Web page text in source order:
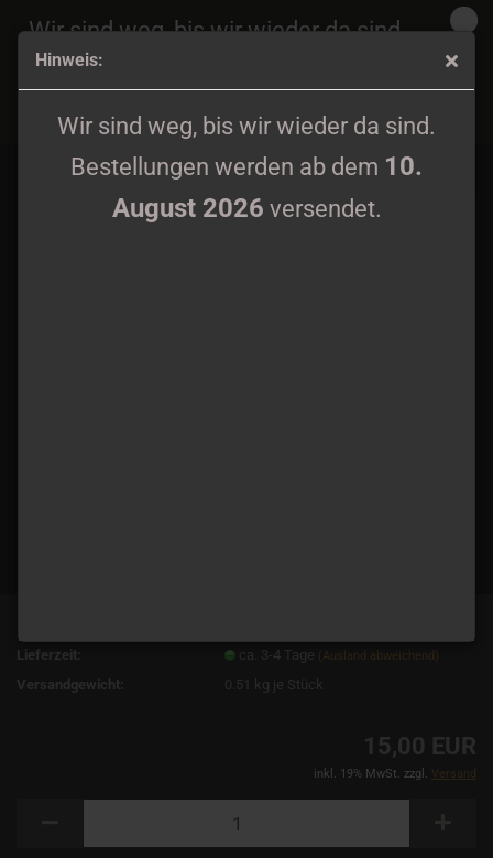
Hinweis:
Wir sind weg, bis wir wieder da sind.
Bestellungen werden ab dem 10.
August 2026 versendet.
Wir sind weg, bis wir wieder da sind.
Bestellungen werden ab dem
August 2026
versendet.
Lieferzeit:
ca. 3-4 Tage (Ausland abweichend)
Versandgewicht: 0.51 kg je Stück
15,00 EUR
inkl. 19% MwSt. zzgl. Versand